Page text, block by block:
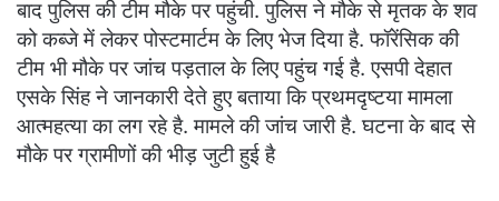
बाद पुलिस की टीम मौके पर पहुंची. पुलिस ने मौके से मृतक के शव
को कब्जे में लेकर पोस्टमार्टम के लिए भेज दिया है. फॉरेंसिक की
टीम भी मौके पर जांच पड़ताल के लिए पहुंच गई है. एसपी देहात
एसके सिंह ने जानकारी देते हुए बताया कि प्रथमदृष्टया मामला
आत्महत्या का लग रहे है. मामले की जांच जारी है. घटना के बाद से
मौके पर ग्रामीणों की भीड़ जुटी हुई है